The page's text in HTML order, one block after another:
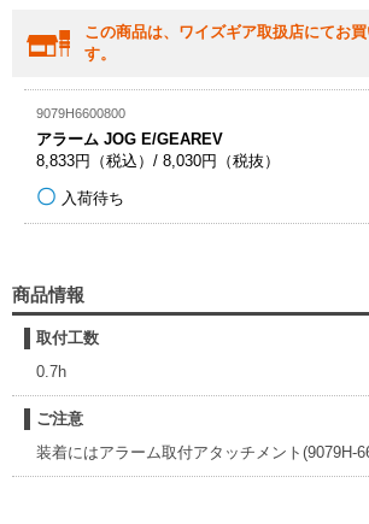
この商品は、ワイズギア取扱店にてお
す。
9079H6600800
アラーム JOG E/GEAREV
8,833円（税込）/ 8,030円（税抜）
入荷待ち
商品情報
取付工数
0.7h
ご注意
装着にはアラーム取付アタッチメント(9079H-